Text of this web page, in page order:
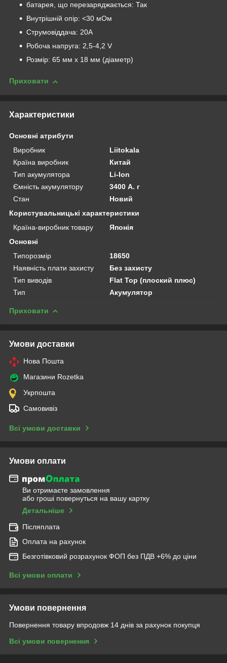
батарея, що перезаряджається: Так
Внутрішній опір: <30 мОм
Струмовіддача: 20А
Робоча напруга: 2,5-4,2 V
Розмір: 65 мм x 18 мм (діаметр)
Приховати
Характеристики
Основні атрибути
Виробник
Liitokala
Країна виробник
Китай
Тип акумулятора
Li-Ion
Ємність акумулятору
3400 А. г
Стан
Новий
Користувальницькі характеристики
Країна-виробник товару
Японія
Основні
Типорозмір
18650
Наявність плати захисту
Без захисту
Тип виводів
Flat Top (плоский плюс)
Тип
Акумулятор
Приховати
Умови доставки
Нова Пошта
Магазини Rozetka
Укрпошта
Самовивіз
Всі умови доставки
Умови оплати
Ви отримаєте замовлення
або гроші повернуться на вашу картку
Детальніше
Післяплата
Оплата на рахунок
Безготівковий розрахунок ФОП без ПДВ +6% до ціни
Всі умови оплати
Умови повернення
Повернення товару впродовж 14 днів за рахунок покупця
Всі умови повернення